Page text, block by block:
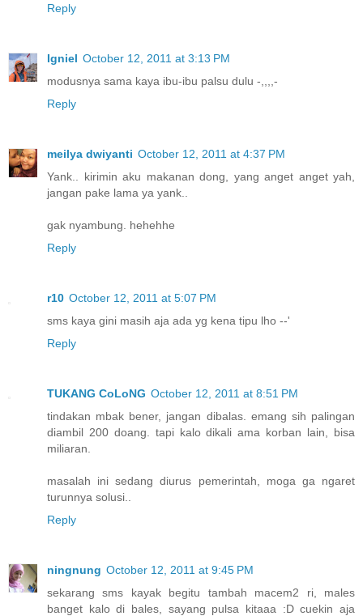
Reply
Igniel October 12, 2011 at 3:13 PM
modusnya sama kaya ibu-ibu palsu dulu -,,,,-
Reply
meilya dwiyanti October 12, 2011 at 4:37 PM
Yank.. kirimin aku makanan dong, yang anget anget yah,
jangan pake lama ya yank..
gak nyambung. hehehhe
Reply
r10 October 12, 2011 at 5:07 PM
sms kaya gini masih aja ada yg kena tipu lho --'
Reply
TUKANG CoLoNG October 12, 2011 at 8:51 PM
tindakan mbak bener, jangan dibalas. emang sih palingan
diambil 200 doang. tapi kalo dikali ama korban lain, bisa
miliaran.
masalah ini sedang diurus pemerintah, moga ga ngaret
turunnya solusi..
Reply
ningnung October 12, 2011 at 9:45 PM
sekarang sms kayak begitu tambah macem2 ri, males
banget kalo di bales, sayang pulsa kitaaa :D cuekin aja